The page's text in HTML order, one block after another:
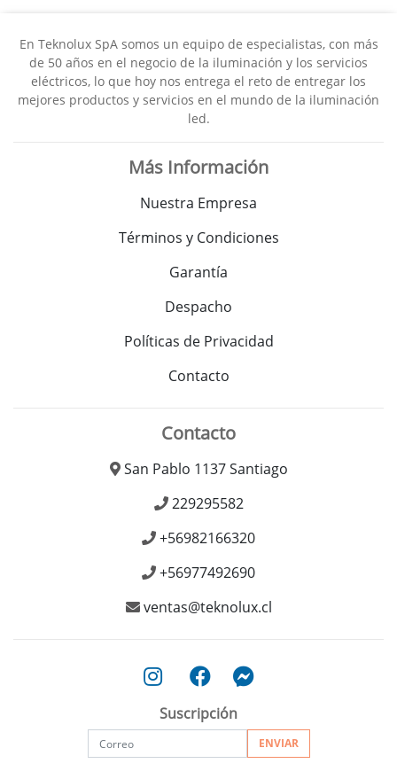
En Teknolux SpA somos un equipo de especialistas, con más
de 50 años en el negocio de la iluminación y los servicios
eléctricos, lo que hoy nos entrega el reto de entregar los
mejores productos y servicios en el mundo de la iluminación
led.
Más Información
Nuestra Empresa
Términos y Condiciones
Garantía
Despacho
Políticas de Privacidad
Contacto
Contacto
San Pablo 1137 Santiago
229295582
+56982166320
+56977492690
ventas@teknolux.cl
Suscripción
ENVIAR